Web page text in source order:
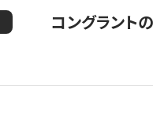
コングラント